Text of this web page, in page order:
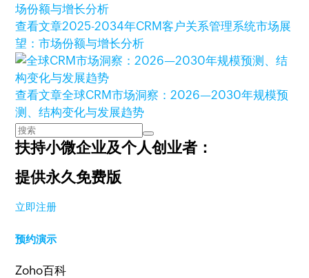
查看文章2025-2034年CRM客户关系管理系统市场展
望：市场份额与增长分析
查看文章全球CRM市场洞察：2026—2030年规模预
测、结构变化与发展趋势
扶持小微企业及个人创业者：
提供永久免费版
立即注册
预约演示
Zoho百科